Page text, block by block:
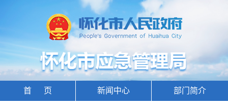
首 页 新闻中心 部门简介